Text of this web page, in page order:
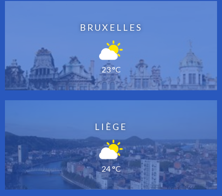
BRUXELLES
23 °C
LIÈGE
24 °C